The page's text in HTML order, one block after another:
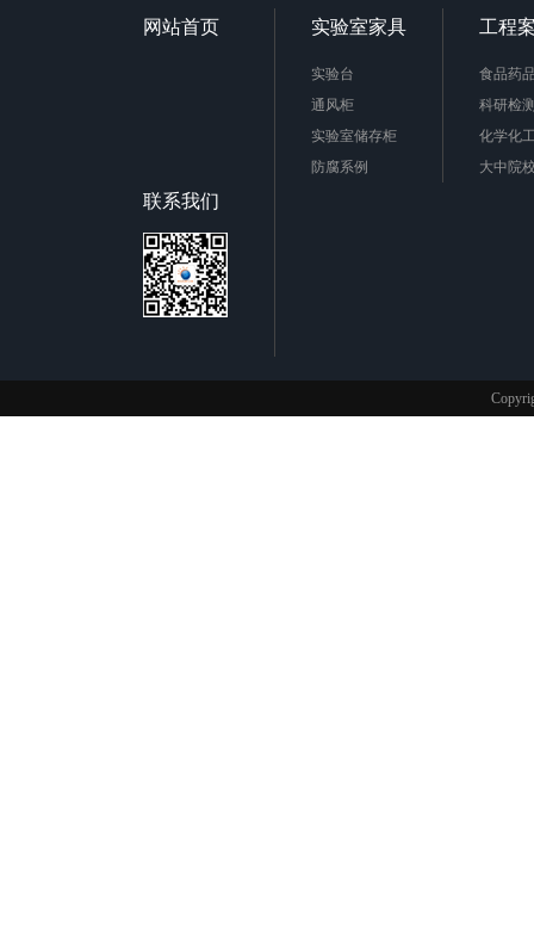
网站首页 实验室家具
实验台
通风柜
实验室储存柜
防腐系例
工程
食品药
科研检
化学化
大中院
联系我们